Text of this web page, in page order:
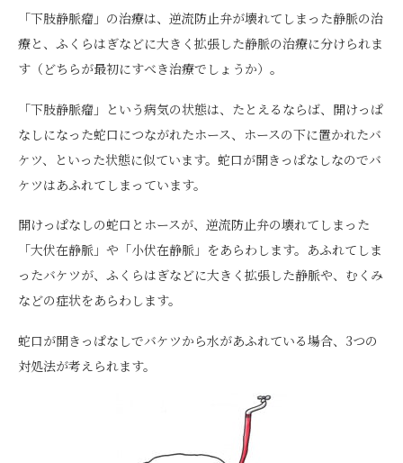
「下肢静脈瘤」の治療は、逆流防止弁が壊れてしまった静脈の治
療と、ふくらはぎなどに大きく拡張した静脈の治療に分けられま
す（どちらが最初にすべき治療でしょうか）。
「下肢静脈瘤」という病気の状態は、たとえるならば、開けっぱ
なしになった蛇口につながれたホース、ホースの下に置かれたバ
ケツ、といった状態に似ています。蛇口が開きっぱなしなのでバ
ケツはあふれてしまっています。
開けっぱなしの蛇口とホースが、逆流防止弁の壊れてしまった
「大伏在静脈」や「小伏在静脈」をあらわします。あふれてしま
ったバケツが、ふくらはぎなどに大きく拡張した静脈や、むくみ
などの症状をあらわします。
蛇口が開きっぱなしでバケツから水があふれている場合、3つの
対処法が考えられます。